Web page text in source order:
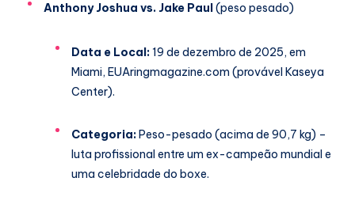
Anthony Joshua vs. Jake Paul(peso pesado)
Data e Local:19 de dezembro de 2025, em
Miami, EUAringmagazine.com (provável Kaseya
Center).
Categoria:Peso-pesado (acima de 90,7 kg) –
luta profissional entre um ex-campeão mundial e
uma celebridade do boxe.